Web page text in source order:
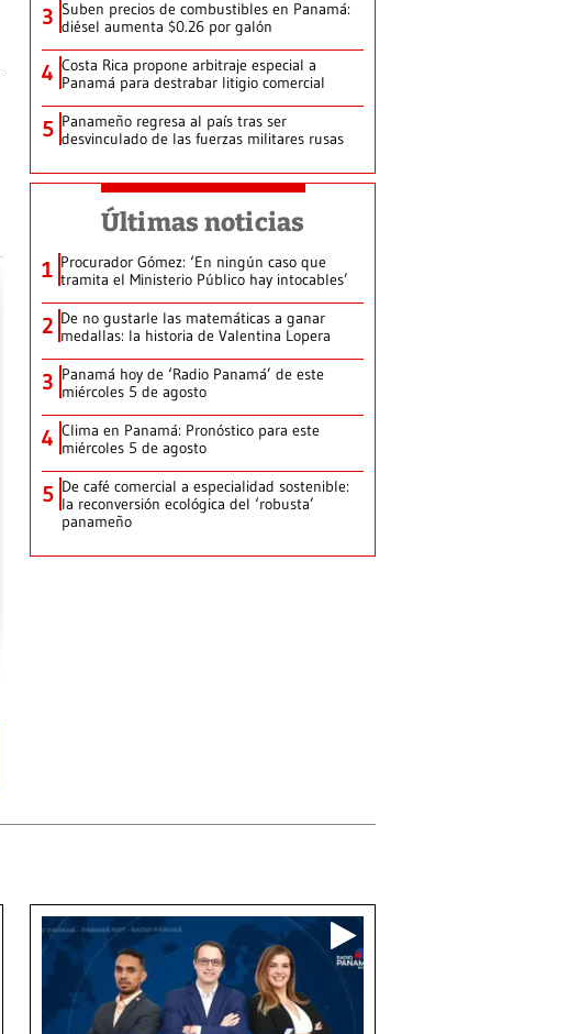
3 Suben precios de combustibles en Panamá:
diésel aumenta $0.26 por galón
4 Costa Rica propone arbitraje especial a
Panamá para destrabar litigio comercial
5 Panameño regresa al país tras ser
desvinculado de las fuerzas militares rusas
Últimas noticias
1 Procurador Gómez: ‘En ningún caso que
tramita el Ministerio Público hay intocables’
2 De no gustarle las matemáticas a ganar
medallas: la historia de Valentina Lopera
3 Panamá hoy de ‘Radio Panamá’ de este
miércoles 5 de agosto
4 Clima en Panamá: Pronóstico para este
miércoles 5 de agosto
5 De café comercial a especialidad sostenible:
la reconversión ecológica del ‘robusta’
panameño